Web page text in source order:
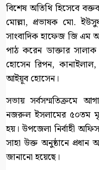
বিশেষ অতিথি হিসেবে
মোল্লা, প্রভাষক মো.
সাংবাদিক হাফেজ জি এম
পাঠ করেন ডাক্তার
হোসেন রিপন,
আইয়ূব হোসেন।
সভায় সর্বসম্মতিক্রমে
নজরুল ইসলামের ৫০তম
হয়। উপজেলা নির্বাহী
সাহা উক্ত অনুষ্ঠানে
জানানো হয়েছে।